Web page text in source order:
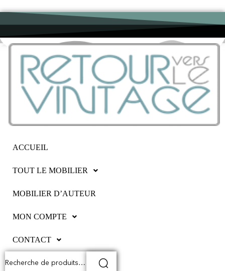
ACCUEIL
TOUT LE MOBILIER
MOBILIER D’AUTEUR
MON COMPTE
CONTACT